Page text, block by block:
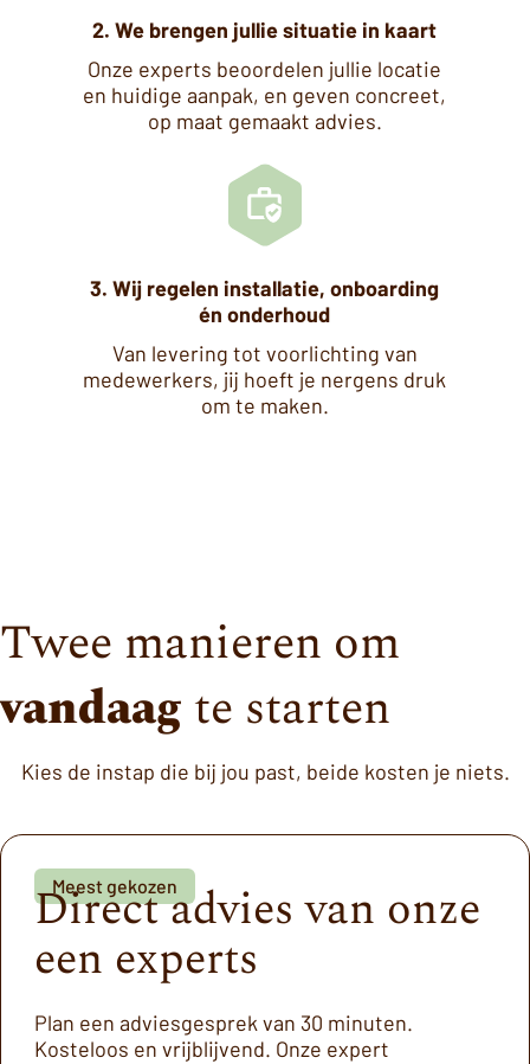
2. We brengen jullie situatie in kaart
Onze experts beoordelen jullie locatie
en huidige aanpak, en geven concreet,
op maat gemaakt advies.
3. Wij regelen installatie, onboarding
én onderhoud
Van levering tot voorlichting van
medewerkers, jij hoeft je nergens druk
om te maken.
Twee manieren om
vandaagte starten
Kies de instap die bij jou past, beide kosten je niets.
Meest gekozen
Direct advies van onze
een experts
Plan een adviesgesprek van 30 minuten.
Kosteloos en vrijblijvend. Onze expert